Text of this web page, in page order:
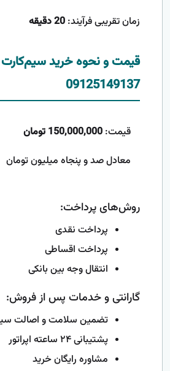
زمان تقریبی فرآیند: 20 دقیقه
قیمت و نحوه خرید سیم‌کارت
09125149137
قیمت: 150,000,000 تومان
معادل صد و پنجاه میلیون تومان
روش‌های پرداخت:
پرداخت نقدی
پرداخت اقساطی
انتقال وجه بین بانکی
گارانتی و خدمات پس از فروش:
تضمین سلامت و اصالت
پشتیبانی ۲۴ ساعته اپراتور
مشاوره رایگان خرید